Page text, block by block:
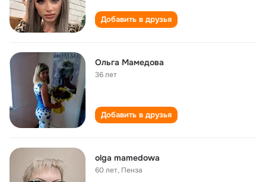
Добавить в друзья
Ольга Мамедова
36 лет
Добавить в друзья
olga mamedowa
60 лет, Пенза